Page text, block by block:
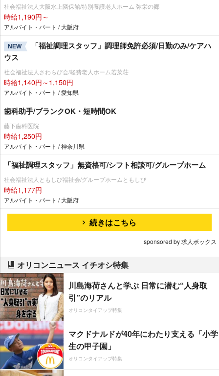
社会福祉法人大阪水上隣保館/特別養護老人ホーム 弥栄の郷
時給1,190円～
アルバイト・パート / 大阪府
NEW
「福祉調理スタッフ」調理師免許必須/日勤のみ/ケアハ
ウス
社会福祉法人さわらび会/軽費老人ホーム若菜荘
時給1,140円～1,150円
アルバイト・パート / 愛知県
歯科助手/ブランクOK・短時間OK
藤下歯科医院
時給1,250円
アルバイト・パート / 神奈川県
「福祉調理スタッフ」無資格可/シフト相談可/グループホーム
社会福祉法人ともしび福祉会/グループホームともしび
時給1,177円
アルバイト・パート / 大阪府
続きはこちら
sponsored by 求人ボックス
オリコンニュース イチオシ特集
川島海荷さんと学ぶ 日常に潜む“人身取
引”のリアル
オリコンタイアップ特集
マクドナルドが40年にわたり支える「小学
生の甲子園」
オリコンタイアップ特集